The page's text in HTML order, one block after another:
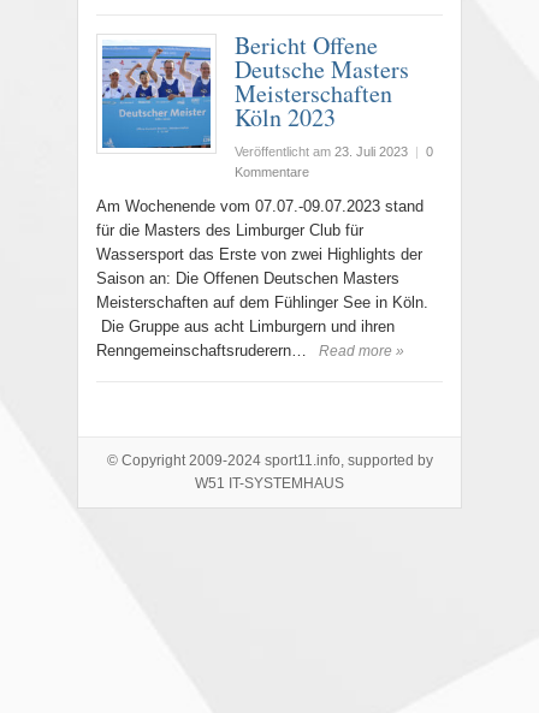
Bericht Offene
Deutsche Masters
Meisterschaften
Köln 2023
Veröffentlicht am 23. Juli 2023 | 0
Kommentare
Am Wochenende vom 07.07.-09.07.2023 stand
für die Masters des Limburger Club für
Wassersport das Erste von zwei Highlights der
Saison an: Die Offenen Deutschen Masters
Meisterschaften auf dem Fühlinger See in Köln.
Die Gruppe aus acht Limburgern und ihren
Renngemeinschaftsruderern…
Read more »
© Copyright 2009-2024 sport11.info, supported by
W51 IT-SYSTEMHAUS